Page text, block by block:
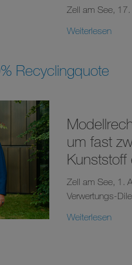
Zell am See,
Weiterlesen
Recyclingquote
um fast
Kunststoff
Zell am See, 1.
Verwertungs-
Weiterlesen